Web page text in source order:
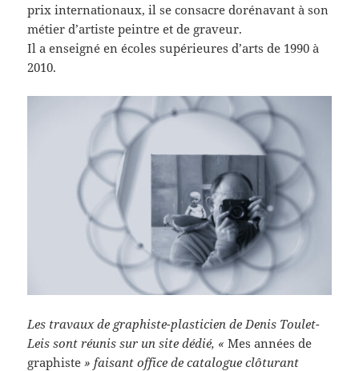
prix internationaux, il se consacre dorénavant à son
métier d’artiste peintre et de graveur.
Il a enseigné en écoles supérieures d’arts de 1990 à
2010.
Les travaux de graphiste-plasticien de Denis Toulet-
Leis sont réunis sur un site dédié, «Mes années de
graphiste» faisant office de catalogue clôturant